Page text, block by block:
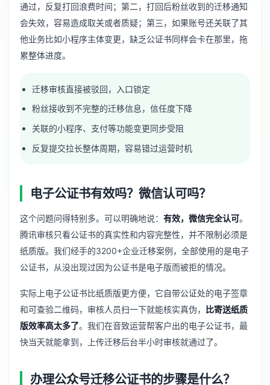
通过，反复打回浪费时间；第二，打回后粉丝收到的迁移通知
会失效，容易造成取关或者质疑；第三，如果账号还关联了其
他业务比如小程序主体变更，缺乏公证书同样会卡在那里，拖
累整体进度。
迁移审核直接被驳回，入口锁定
粉丝接收到不完整的迁移信息，信任度下降
关联的小程序、支付等功能变更同步受阻
反复提交拉长整体周期，容易错过运营时机
电子公证书有效吗？微信认可吗？
这个问题问得特别多。可以明确地说： 有效，微信完全认可。
腾讯审核只看公证书的真实性和内容完整性，并不限制必须是
纸质版。我们经手的3200+企业迁移案例，全部使用的是电子
公证书，从没出现过因为公证书是电子版而被拒的情况。
实际上电子公证书比纸质版更方便，它自带公证处的电子签章
和可查验二维码，审核人员扫一下就能核实真伪，
比寄送纸质
版效率高太多了。我们在音致运营帮客户出的电子公证书，最
快当天就能拿到，上传迁移后台半小时审核就通过了。
办理公众号迁移公证书的步骤是什么？